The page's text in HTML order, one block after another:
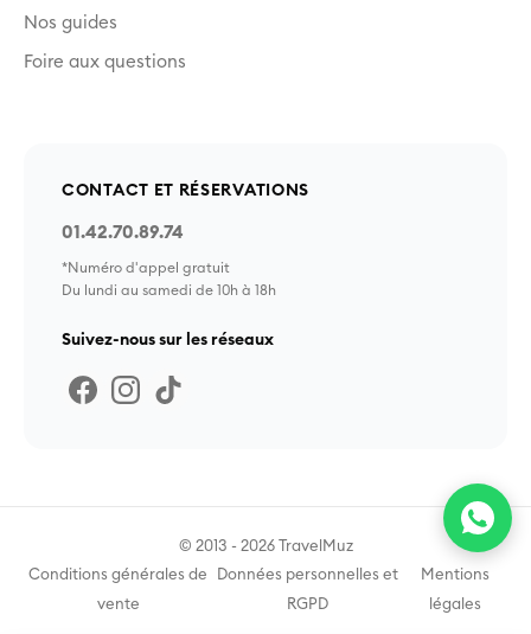
Nos guides
Foire aux questions
CONTACT ET RÉSERVATIONS
01.42.70.89.74
*Numéro d'appel gratuit
Du lundi au samedi de 10h à 18h
Suivez-nous sur les réseaux
© 2013 - 2026 TravelMuz
Conditions générales de
vente
Données personnelles et
RGPD
Mentions
légales